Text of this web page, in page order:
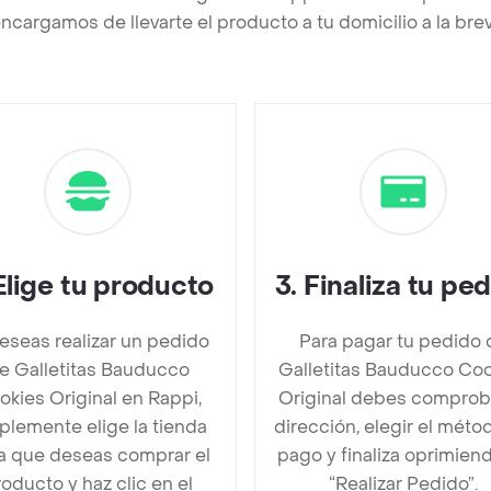
de llevarte el producto a tu domicilio a la
tu producto
realizar un pedido
Galletitas Bauducco
Original en Rappi,
elige la tienda
que deseas comprar el
y haz clic en el
3. Finaliza tu
Para pagar tu pedido
Galletitas Bauducco
Original debes
dirección, elegir el
pago y finaliza
“Realizar Pedido”.